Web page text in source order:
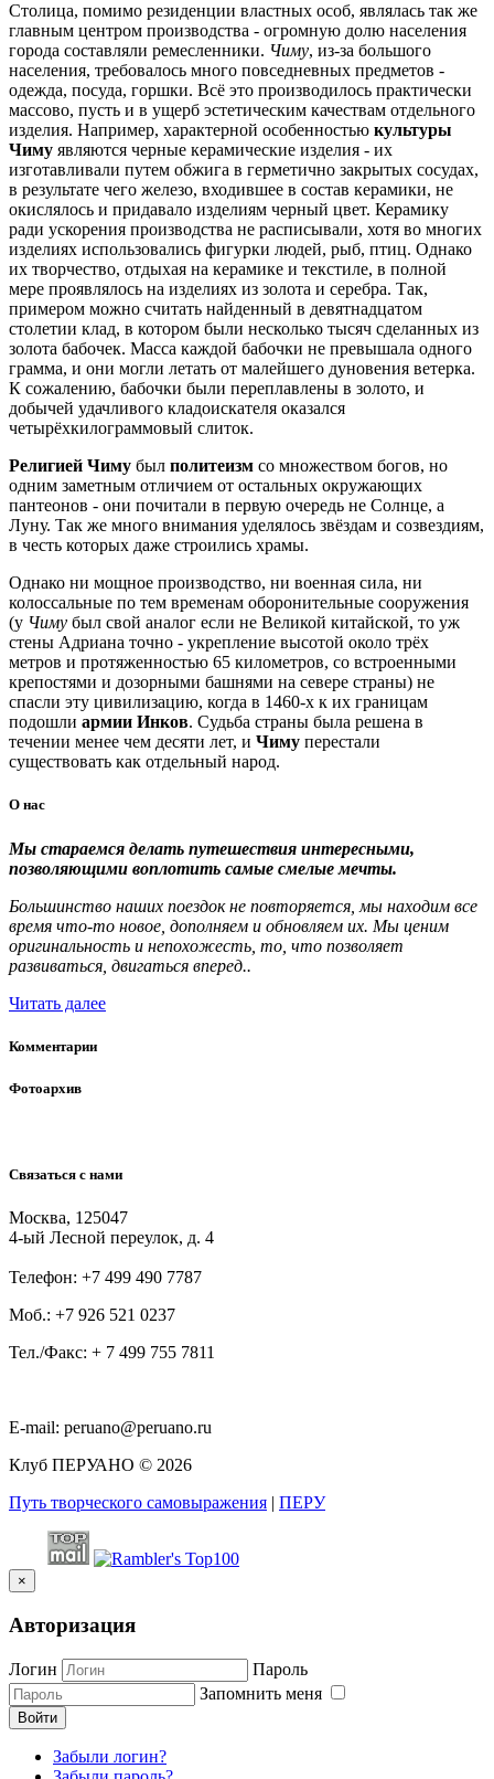
Столица, помимо резиденции властных особ, являлась так же
главным центром производства - огромную долю населения
города составляли ремесленники. Чиму, из-за большого
населения, требовалось много повседневных предметов -
одежда, посуда, горшки. Всё это производилось практически
массово, пусть и в ущерб эстетическим качествам отдельного
изделия. Например, характерной особенностью культуры
Чиму являются черные керамические изделия - их
изготавливали путем обжига в герметично закрытых сосудах,
в результате чего железо, входившее в состав керамики, не
окислялось и придавало изделиям черный цвет. Керамику
ради ускорения производства не расписывали, хотя во многих
изделиях использовались фигурки людей, рыб, птиц. Однако
их творчество, отдыхая на керамике и текстиле, в полной
мере проявлялось на изделиях из золота и серебра. Так,
примером можно считать найденный в девятнадцатом
столетии клад, в котором были несколько тысяч сделанных из
золота бабочек. Масса каждой бабочки не превышала одного
грамма, и они могли летать от малейшего дуновения ветерка.
К сожалению, бабочки были переплавлены в золото, и
добычей удачливого кладоискателя оказался
четырёхкилограммовый слиток.
Религией Чиму был политеизм со множеством богов, но
одним заметным отличием от остальных окружающих
пантеонов - они почитали в первую очередь не Солнце, а
Луну. Так же много внимания уделялось звёздам и созвездиям,
в честь которых даже строились храмы.
Однако ни мощное производство, ни военная сила, ни
колоссальные по тем временам оборонительные сооружения
(у Чиму был свой аналог если не Великой китайской, то уж
стены Адриана точно - укрепление высотой около трёх
метров и протяженностью 65 километров, со встроенными
крепостями и дозорными башнями на севере страны) не
спасли эту цивилизацию, когда в 1460-х к их границам
подошли армии Инков. Судьба страны была решена в
течении менее чем десяти лет, и Чиму перестали
существовать как отдельный народ.
О нас
Мы стараемся делать путешествия интересными,
позволяющими воплотить самые смелые мечты.
Большинство наших поездок не повторяется, мы находим все
время что-то новое, дополняем и обновляем их. Мы ценим
оригинальность и непохожесть, то, что позволяет
развиваться, двигаться вперед..
Читать далее
Комментарии
Фотоархив
Связаться с нами
Москва, 125047
4-ый Лесной переулок, д. 4
Телефон: +7 499 490 7787
Моб.: +7 926 521 0237
Тел./Факс: + 7 499 755 7811
E-mail: peruano@peruano.ru
Клуб ПЕРУАНО © 2026
Путь творческого самовыражения
ПЕРУ
×
Авторизация
Логин
Пароль
Запомнить меня
Войти
Забыли логин?